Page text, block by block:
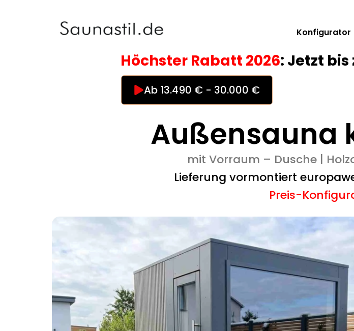
Konfigurator
Höchster Rabatt 2026: Jetzt bis
Ab 13.490 € - 30.000 €
Außensauna
mit Vorraum – Dusche |
Lieferung vormontiert
Preis-